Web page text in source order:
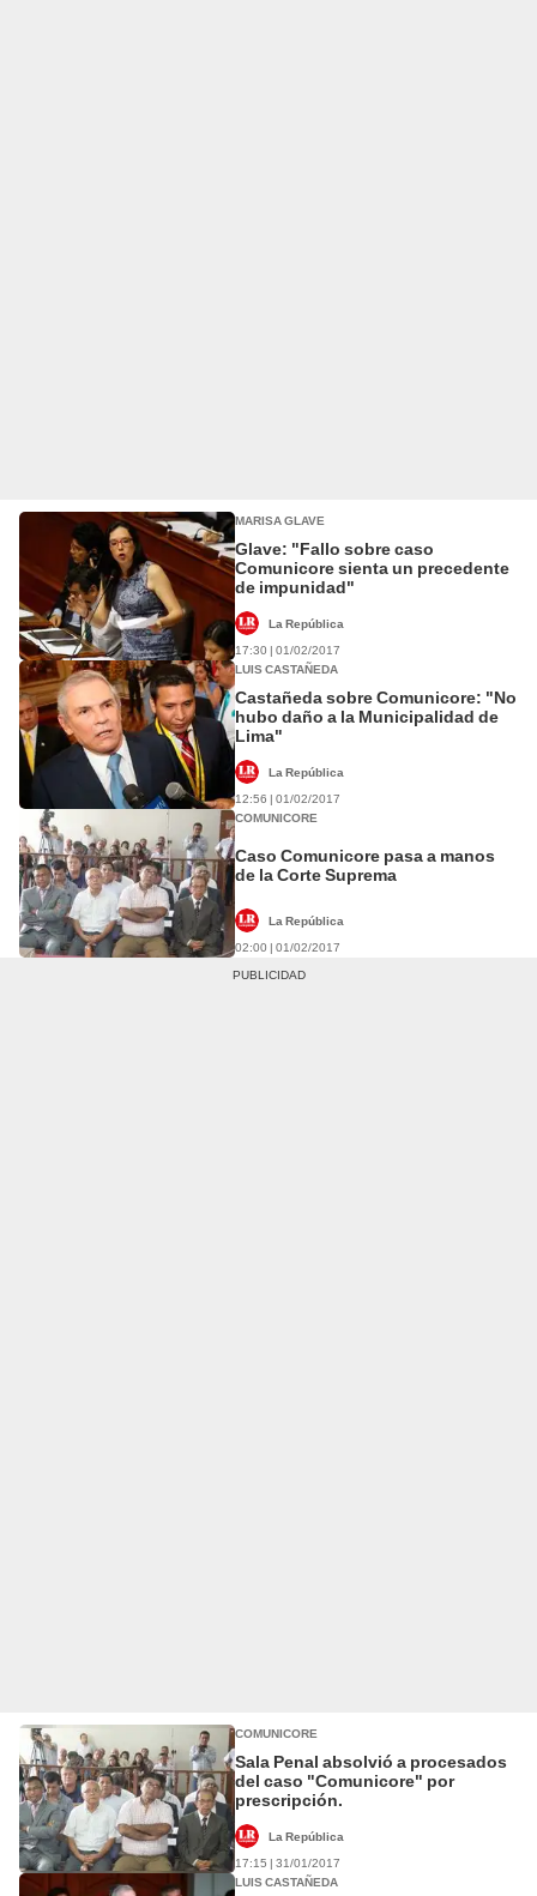
MARISA GLAVE
Glave: "Fallo sobre caso
Comunicore sienta un precedente
de impunidad"
La República
17:30 | 01/02/2017
LUIS CASTAÑEDA
Castañeda sobre Comunicore: "No
hubo daño a la Municipalidad de
Lima"
La República
12:56 | 01/02/2017
COMUNICORE
Caso Comunicore pasa a manos
de la Corte Suprema
La República
02:00 | 01/02/2017
COMUNICORE
Sala Penal absolvió a procesados
del caso "Comunicore" por
prescripción.
La República
17:15 | 31/01/2017
LUIS CASTAÑEDA